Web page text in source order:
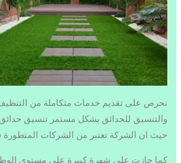
نحرص على تقديم خدمات متكاملة من التنظيف
والتنسيق للحدائق بشكل مستمر تنسيق حدائق
حيث ان الشركة تعتبر من الشركات المتطورة
كما حازت على شهرة كبيرة على مستوى